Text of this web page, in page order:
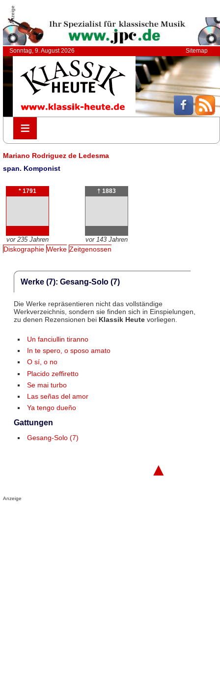
Anzeige
Sonntag, 9. August 2026 Sitemap
≡
≡
Mariano Rodriguez de Ledesma
span. Komponist
* 1791
vor 235 Jahren
† 1883
vor 143 Jahren
Diskographie Werke Zeitgenossen
Werke (7): Gesang-Solo (7)
Die Werke repräsentieren nicht das vollständige
Werkverzeichnis, sondern sie finden sich in Einspielungen,
zu denen Rezensionen bei Klassik Heutevorliegen.
Un fanciullin tiranno
In te spero, o sposo amato
O sí, o no
Placido zeffiretto
Se mai turbo
Las señas del amor
Ya tengo dueño
Gattungen
Gesang-Solo (7)
▲
Anzeige